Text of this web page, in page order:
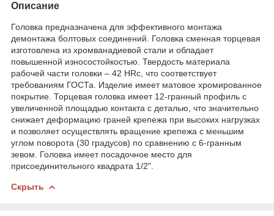
Описание
Головка предназначена для эффективного монтажа
демонтажа болтовых соединений. Головка сменная торцевая
изготовлена из хромванадиевой стали и обладает
повышенной износостойкостью. Твердость материала
рабочей части головки – 42 HRс, что соответствует
требованиям ГОСТа. Изделие имеет матовое хромированное
покрытие. Торцевая головка имеет 12-гранный профиль с
увеличенной площадью контакта с деталью, что значительно
снижает деформацию граней крепежа при высоких нагрузках
и позволяет осуществлять вращение крепежа с меньшим
углом поворота (30 градусов) по сравнению с 6-гранным
зевом. Головка имеет посадочное место для
присоединительного квадрата 1/2".
Скрыть